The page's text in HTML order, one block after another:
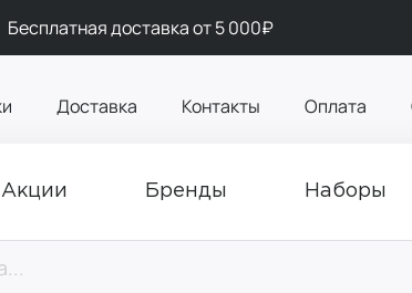
Бесплатная доставка от 5 000₽
Доставка Контакты Оплата
Акции Бренды Наборы